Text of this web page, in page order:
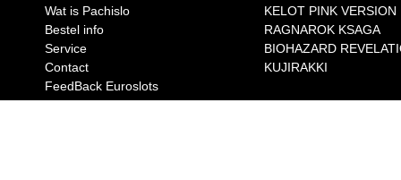
Wat is Pachislo
Bestel info
Service
Contact
FeedBack Euroslots
KELOT PINK VERSION
RAGNAROK KSAGA
BIOHAZARD
KUJIRAKKI